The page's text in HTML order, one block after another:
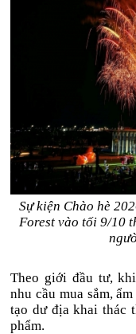
Sự kiện Chào hè
Forest vào tối 9/10
Theo giới đầu tư,
nhu cầu mua sắm,
tạo dư địa khai thác
phẩm.